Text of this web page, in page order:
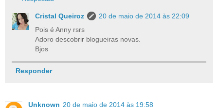
Cristal Queiroz
20 de maio de 2014 às 22:09
Pois é Anny rsrs
Adoro descobrir blogueiras novas.
Bjos
Responder
Unknown 20 de maio de 2014 às 19:58